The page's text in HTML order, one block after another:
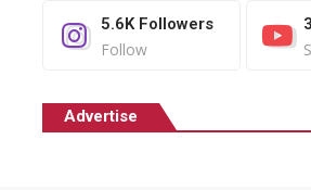
5.6K Followers
Follow
Advertise